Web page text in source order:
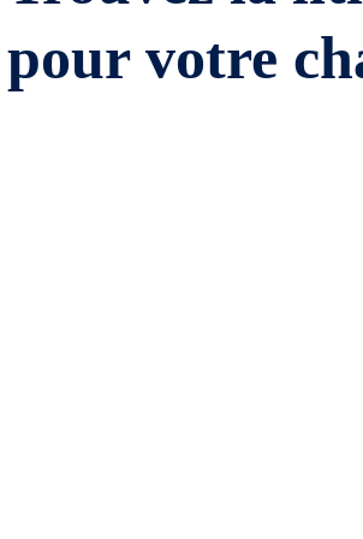
pour votre